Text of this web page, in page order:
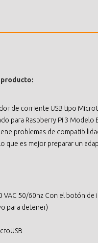
de corriente USB tipo
para Raspberry Pi 3 Modelo
problemas de
que es mejor preparar un
VAC 50/60hz Con el botón
para detener)